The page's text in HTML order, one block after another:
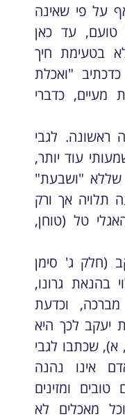
על פי שאינה
טועם, עד כאן
בטעימת חיך
"ואכלת
מעיים, כדברי
ראשונה. לגבי
עוד יותר,
שללא "ושבעת"
תלויה אך ורק
טל (טוחן,
(חלק ג' סימן
בהנאת גרונו,
מברכה, וכדעת
יעקב לכך היא
א), שכתבו לגבי
אינו נהנה
ומזינים
מאכלים לא